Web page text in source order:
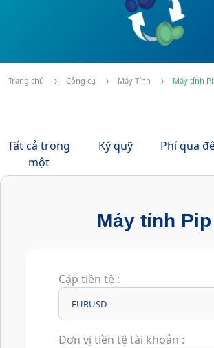
Trang chủ Công cụ Máy Tính Máy tính
Tất cả trong
một
Ký quỹ Phí qua
Máy tính Pip
Cặp tiền tệ :
EURUSD
Đơn vị tiền tệ tài khoản :